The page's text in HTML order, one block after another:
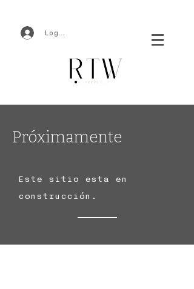
Log In
Próximamente
Este sitio esta en
construcción.